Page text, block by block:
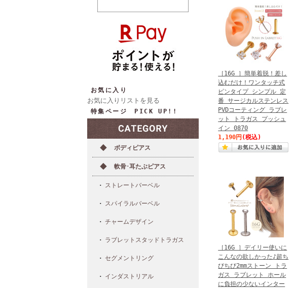
お気に入り
お気に入りリストを見る
特集ページ PICK UP!!
ボディピアス
軟骨･耳たぶピアス
ストレートバーベル
スパイラルバーベル
チャームデザイン
ラブレットスタッドトラガス
セグメントリング
インダストリアル
［16G ］簡単着脱！差し
込むだけ！ワンタッチ式
ピンタイプ シンプル 定
番 サージカルステンレス
PVDコーティング ラブレ
ット トラガス プッシュ
イン 0870
1,190円 (税込)
［16G ］デイリー使いに
こんなの欲しかった♪超ち
びちび2mmストーン トラ
ガス ラブレット ホール
に負担の少ないインター